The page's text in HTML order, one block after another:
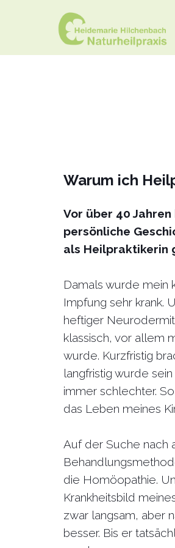
Warum ich
Vor über 40
persönliche
als Heilpraktikerin
Damals wurde mein
Impfung sehr krank.
heftiger
klassisch, vor allem
wurde. Kurzfristig
langfristig wurde
immer schlechter.
das Leben meines
Auf der Suche nach
die Homöopathie.
Krankheitsbild
zwar langsam, aber
besser. Bis er